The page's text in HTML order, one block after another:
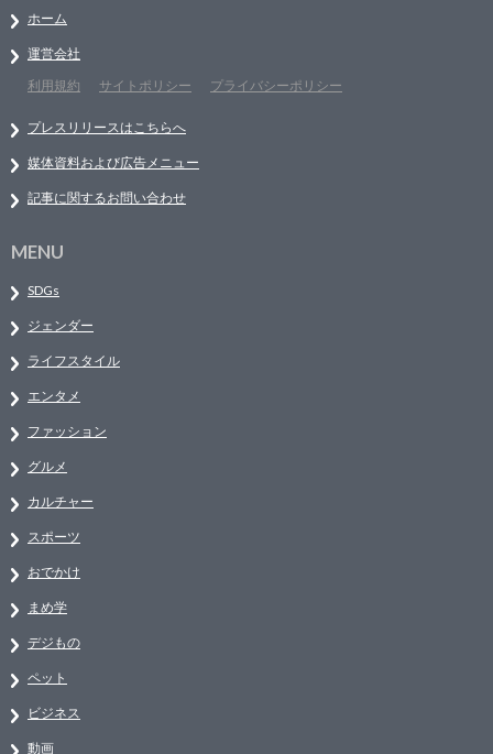
ホーム
運営会社
利用規約
サイトポリシー プライバシーポリシー
プレスリリースはこちらへ
媒体資料および広告メニュー
記事に関するお問い合わせ
MENU
SDGs
ジェンダー
ライフスタイル
エンタメ
ファッション
グルメ
カルチャー
スポーツ
おでかけ
まめ学
デジもの
ペット
ビジネス
動画